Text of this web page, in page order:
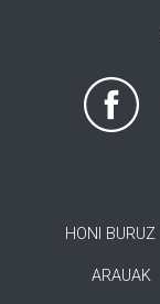
HONI BURUZ
ARAUAK